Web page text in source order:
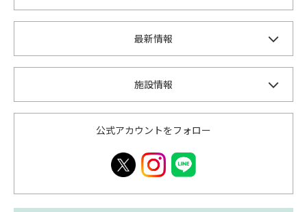
最新情報
施設情報
公式アカウントをフォロー